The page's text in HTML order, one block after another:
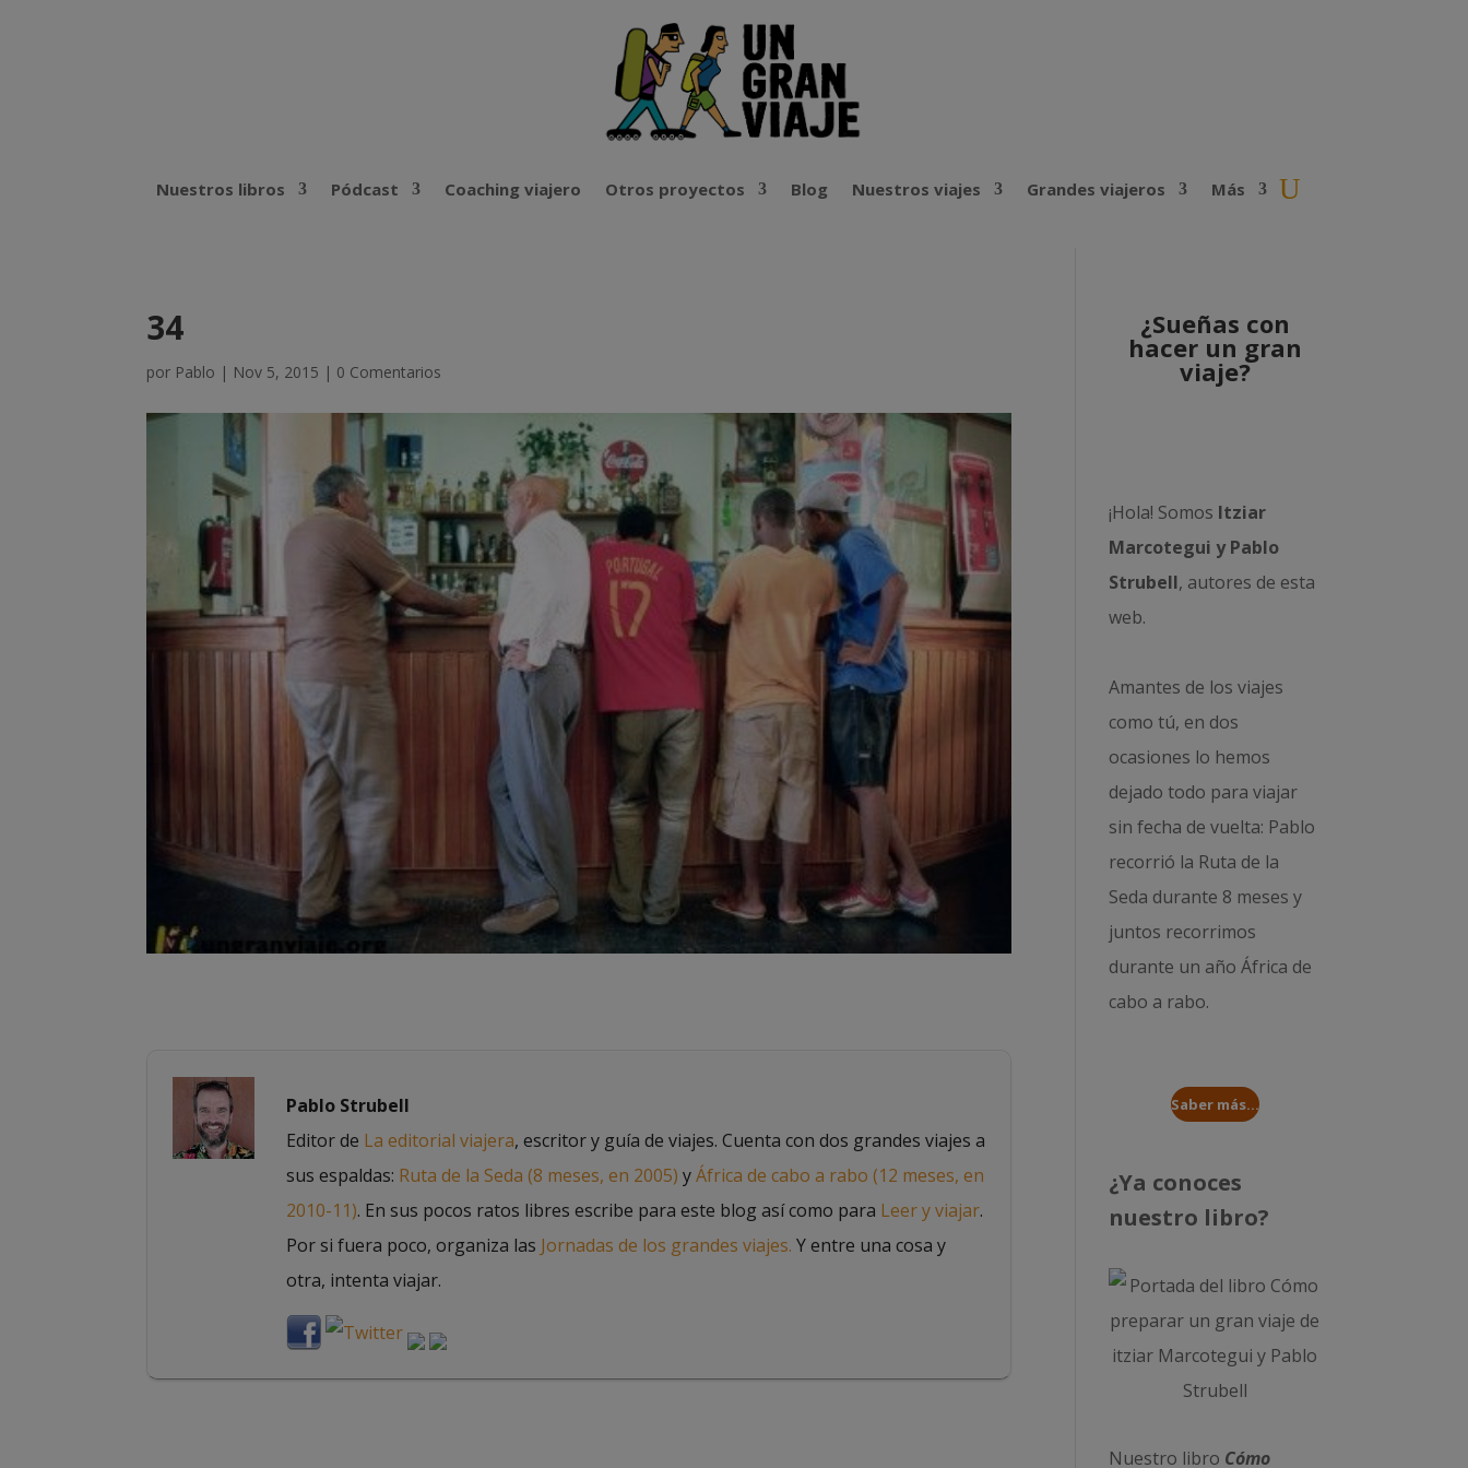
Nuestros libros Pódcast Coaching viajero Otros proyectos Blog Nuestros viajes Grandes viajeros Más
34
por Pablo | Nov 5, 2015 | 0 Comentarios
Pablo Strubell
Editor de La editorial viajera, escritor y guía de viajes. Cuenta con dos grandes viajes a
sus espaldas: Ruta de la Seda (8 meses, en 2005) yÁfrica de cabo a rabo (12 meses, en
2010-11). En sus pocos ratos libres escribe para este blog así como para Leer y viajar.
Por si fuera poco, organiza las Jornadas de los grandes viajes. Y entre una cosa y
otra, intenta viajar.
¿Sueñas con
hacer un gran
viaje?
¡Hola! Somos Itziar
Marcotegui y Pablo
Strubell, autores de esta
web.
Amantes de los viajes
como tú, en dos
ocasiones lo hemos
dejado todo para viajar
sin fecha de vuelta: Pablo
recorrió la Ruta de la
Seda durante 8 meses y
juntos recorrimos
durante un añoÁfrica de
cabo a rabo.
Saber más...
¿Ya conoces
nuestro libro?
Nuestro libro Cómo